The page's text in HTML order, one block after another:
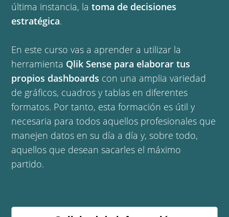
última instancia, latoma de decisiones
estratégica.
En este curso vas a aprender a utilizar la
herramienta Qlik Sense para elaborar tus
propios dashboards con una amplia variedad
de gráficos, cuadros y tablas en diferentes
formatos. Por tanto, esta formación es útil y
necesaria para todos aquellos profesionales que
manejen datos en su día a día y, sobre todo,
aquellos que desean sacarles el máximo
partido.